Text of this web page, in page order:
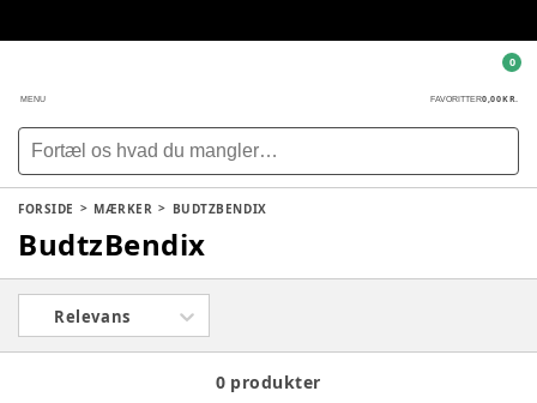
MENU FAVORITTER0,00 KR.
0
FORSIDE MÆRKER BUDTZBENDIX
BudtzBendix
Relevans
0 produkter